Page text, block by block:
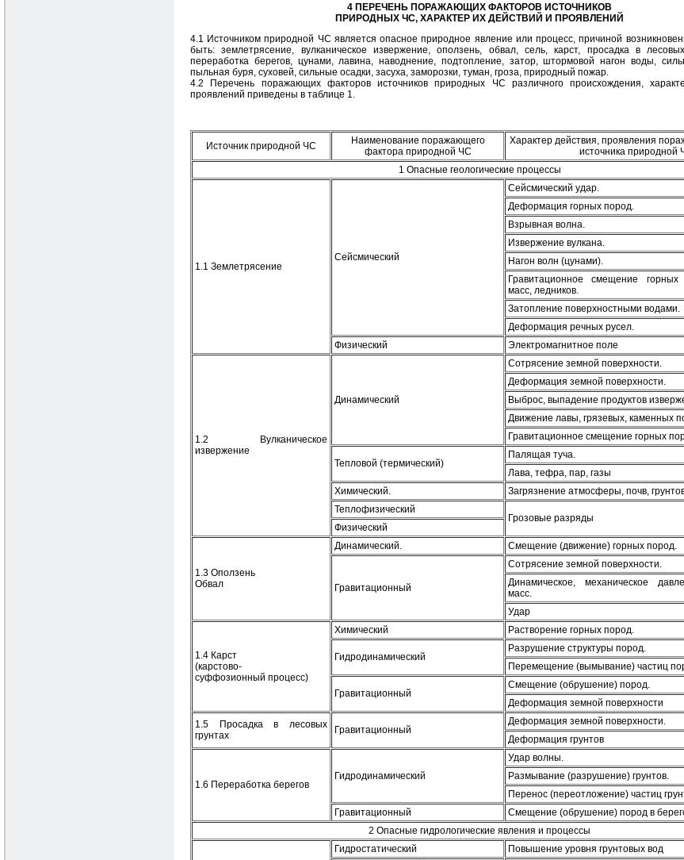
4 ПЕРЕЧЕНЬ ПОРАЖАЮЩИХ ФАКТОРОВ ИСТОЧНИКОВ
ПРИРОДНЫХ ЧС, ХАРАКТЕР ИХ ДЕЙСТВИЙ И ПРОЯВЛЕНИЙ
4.1 Источником природной ЧС является опасное природное явление или процесс, причиной
быть: землетрясение, вулканическое извержение, оползень, обвал, сель, карст, просадка в
переработка берегов, цунами, лавина, наводнение, подтопление, затор, штормовой нагон воды,
пыльная буря, суховей, сильные осадки, засуха, заморозки, туман, гроза, природный пожар.
4.2 Перечень поражающих факторов источников природных ЧС различного происхождения,
проявлений приведены в таблице 1.
Источник природной ЧС
Наименование поражающего
фактора природной ЧС
Характер действия, проявления
источника природной
1 Опасные геологические процессы
1.1 Землетрясение
Сейсмический
Сейсмический удар.
Деформация горных пород.
Взрывная волна.
Извержение вулкана.
Нагон волн (цунами).
Гравитационное смещение
масс, ледников.
Затопление поверхностными водами.
Деформация речных русел.
Физический
Электромагнитное поле
1.2 Вулканическое
извержение
Динамический
Сотрясение земной поверхности.
Деформация земной поверхности.
Выброс, выпадение продуктов
Движение лавы, грязевых, каменных
Гравитационное смещение горных
Тепловой (термический)
Палящая туча.
Лава, тефра, пар, газы
Химический.
Загрязнение атмосферы, почв,
Теплофизический
Грозовые разряды
Физический
1.3 Оползень
Обвал
Динамический. Смещение (движение) горных пород.
Гравитационный
Сотрясение земной поверхности.
Динамическое, механическое
масс.
Удар
1.4 Карст
(карстово-
суффозионный процесс)
Химический Растворение горных пород.
Гидродинамический
Разрушение структуры пород.
Перемещение (вымывание) частиц
Гравитационный
Смещение (обрушение) пород.
Деформация земной поверхности
1.5 Просадка в лесовых
грунтах
Гравитационный
Деформация земной поверхности.
Деформация грунтов
1.6 Переработка берегов
Гидродинамический
Удар волны.
Размывание (разрушение) грунтов.
Перенос (переотложение) частиц
Гравитационный
Смещение (обрушение) пород в
2 Опасные гидрологические явления и процессы
Гидростатический
Повышение уровня грунтовых вод